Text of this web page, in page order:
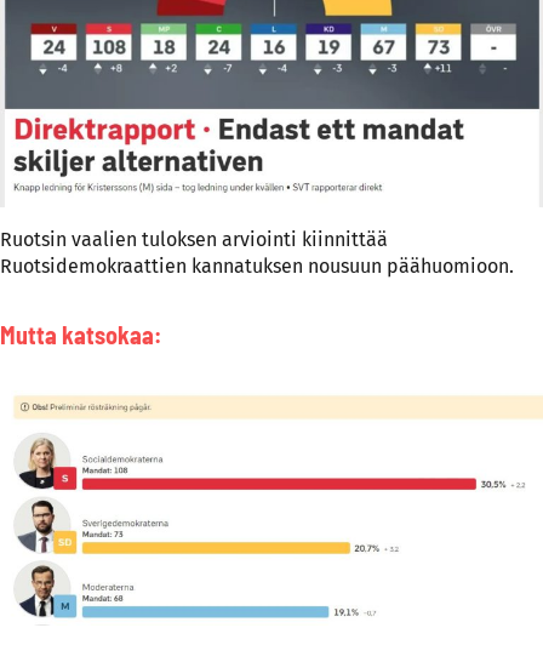
Ruotsin vaalien tuloksen arviointi kiinnittää
Ruotsidemokraattien kannatuksen nousuun päähuomioon.
Mutta katsokaa: